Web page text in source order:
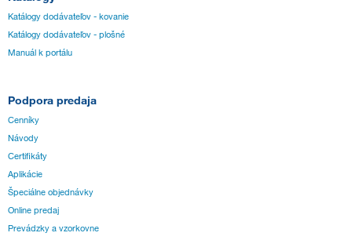
Katálogy dodávateľov - kovanie
Katálogy dodávateľov - plošné
Manuál k portálu
Podpora predaja
Cenníky
Návody
Certifikáty
Aplikácie
Špeciálne objednávky
Online predaj
Prevádzky a vzorkovne